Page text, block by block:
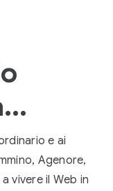
e ai
Agenore,
vivere il Web in